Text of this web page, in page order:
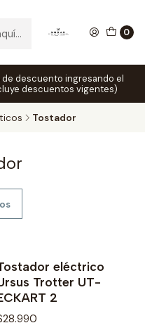
0
descuento ingresando el
descuentos vigentes)
Tostador
eléctrico
Trotter UT-
2